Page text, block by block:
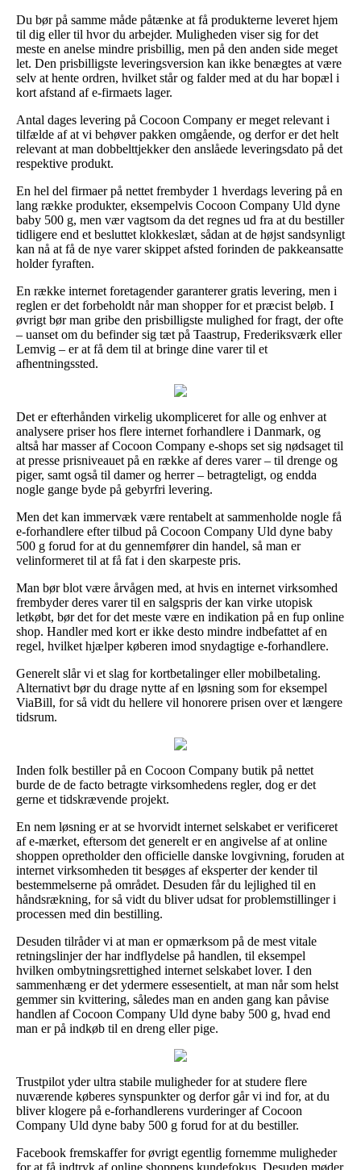
Du bør på samme måde påtænke at få produkterne leveret hjem
til dig eller til hvor du arbejder. Muligheden viser sig for det
meste en anelse mindre prisbillig, men på den anden side meget
let. Den prisbilligste leveringsversion kan ikke benægtes at være
selv at hente ordren, hvilket står og falder med at du har bopæl i
kort afstand af e-firmaets lager.
Antal dages levering på Cocoon Company er meget relevant i
tilfælde af at vi behøver pakken omgående, og derfor er det helt
relevant at man dobbelttjekker den anslåede leveringsdato på det
respektive produkt.
En hel del firmaer på nettet frembyder 1 hverdags levering på en
lang række produkter, eksempelvis Cocoon Company Uld dyne
baby 500 g, men vær vagtsom da det regnes ud fra at du bestiller
tidligere end et besluttet klokkeslæt, sådan at de højst sandsynligt
kan nå at få de nye varer skippet afsted forinden de pakkeansatte
holder fyraften.
En række internet foretagender garanterer gratis levering, men i
reglen er det forbeholdt når man shopper for et præcist beløb. I
øvrigt bør man gribe den prisbilligste mulighed for fragt, der ofte
– uanset om du befinder sig tæt på Taastrup, Frederiksværk eller
Lemvig – er at få dem til at bringe dine varer til et
afhentningssted.
Det er efterhånden virkelig ukompliceret for alle og enhver at
analysere priser hos flere internet forhandlere i Danmark, og
altså har masser af Cocoon Company e-shops set sig nødsaget til
at presse prisniveauet på en række af deres varer – til drenge og
piger, samt også til damer og herrer – betragteligt, og endda
nogle gange byde på gebyrfri levering.
Men det kan immervæk være rentabelt at sammenholde nogle få
e-forhandlere efter tilbud på Cocoon Company Uld dyne baby
500 g forud for at du gennemfører din handel, så man er
velinformeret til at få fat i den skarpeste pris.
Man bør blot være årvågen med, at hvis en internet virksomhed
frembyder deres varer til en salgspris der kan virke utopisk
letkøbt, bør det for det meste være en indikation på en fup online
shop. Handler med kort er ikke desto mindre indbefattet af en
regel, hvilket hjælper køberen imod snydagtige e-forhandlere.
Generelt slår vi et slag for kortbetalinger eller mobilbetaling.
Alternativt bør du drage nytte af en løsning som for eksempel
ViaBill, for så vidt du hellere vil honorere prisen over et længere
tidsrum.
Inden folk bestiller på en Cocoon Company butik på nettet
burde de de facto betragte virksomhedens regler, dog er det
gerne et tidskrævende projekt.
En nem løsning er at se hvorvidt internet selskabet er verificeret
af e-mærket, eftersom det generelt er en angivelse af at online
shoppen opretholder den officielle danske lovgivning, foruden at
internet virksomheden tit besøges af eksperter der kender til
bestemmelserne på området. Desuden får du lejlighed til en
håndsrækning, for så vidt du bliver udsat for problemstillinger i
processen med din bestilling.
Desuden tilråder vi at man er opmærksom på de mest vitale
retningslinjer der har indflydelse på handlen, til eksempel
hvilken ombytningsrettighed internet selskabet lover. I den
sammenhæng er det ydermere essesentielt, at man når som helst
gemmer sin kvittering, således man en anden gang kan påvise
handlen af Cocoon Company Uld dyne baby 500 g, hvad end
man er på indkøb til en dreng eller pige.
Trustpilot yder ultra stabile muligheder for at studere flere
nuværende køberes synspunkter og derfor går vi ind for, at du
bliver klogere på e-forhandlerens vurderinger af Cocoon
Company Uld dyne baby 500 g forud for at du bestiller.
Facebook fremskaffer for øvrigt egentlig fornemme muligheder
for at få indtryk af online shoppens kundefokus. Desuden møder